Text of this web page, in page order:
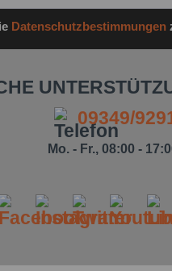
Datenschutzbestimmungen
09349/
Mo. - Fr., 08:00 -